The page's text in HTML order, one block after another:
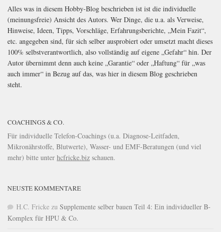
Alles was in diesem Hobby-Blog beschrieben ist ist die individuelle
(meinungsfreie) Ansicht des Autors. Wer Dinge, die u.a. als Verweise,
Hinweise, Ideen, Tipps, Vorschläge, Erfahrungsberichte, „Mein Fazit“,
etc. angegeben sind, für sich selber ausprobiert oder umsetzt macht dieses
100% selbstverantwortlich, also vollständig auf eigene „Gefahr“ hin. Der
Autor übernimmt denn auch keine „Garantie“ oder „Haftung“ für „was
auch immer“ in Bezug auf das, was hier in diesem Blog geschrieben
steht.
COACHINGS & CO.
Für individuelle Telefon-Coachings (u.a. Diagnose-Leitfaden,
Mikronährstoffe, Blutwerte), Wasser- und EMF-Beratungen (und viel
mehr) bitte unter hcfricke.biz schauen.
NEUSTE KOMMENTARE
H.C. Fricke zu Supplemente selber bauen Teil 4: Ein individueller B-
Komplex für HPU & Co.